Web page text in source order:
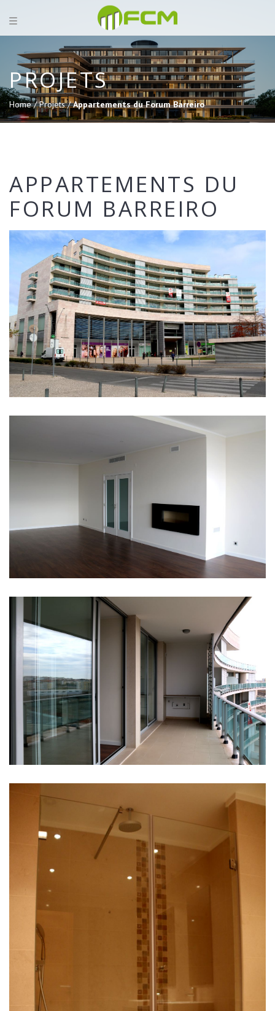
PROJETS
Home /Projets /Appartements du Forum Barreiro
APPARTEMENTS DU
FORUM BARREIRO